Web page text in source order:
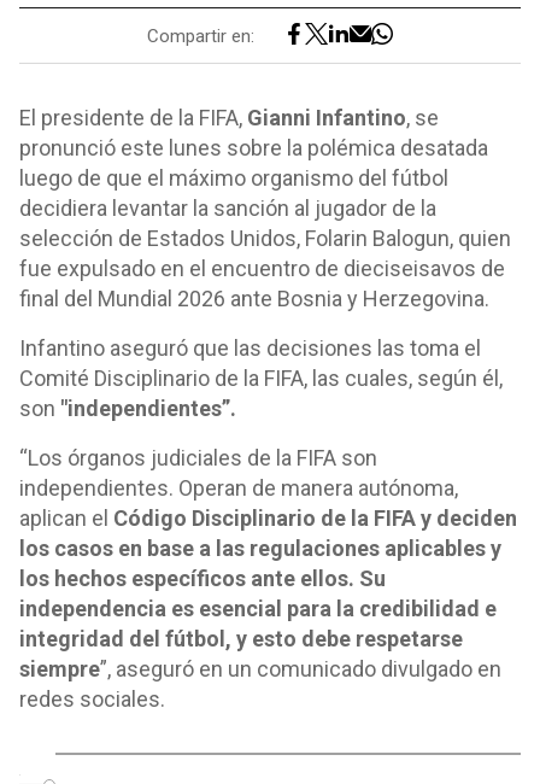
Compartir en:
El presidente de la FIFA, Gianni Infantino, se
pronunció este lunes sobre la polémica desatada
luego de que el máximo organismo del fútbol
decidiera levantar la sanción al jugador de la
selección de Estados Unidos, Folarin Balogun, quien
fue expulsado en el encuentro de dieciseisavos de
final del Mundial 2026 ante Bosnia y Herzegovina.
Infantino aseguró que las decisiones las toma el
Comité Disciplinario de la FIFA, las cuales, según él,
son "independientes”.
“Los órganos judiciales de la FIFA son
independientes. Operan de manera autónoma,
aplican el Código Disciplinario de la FIFA y deciden
los casos en base a las regulaciones aplicables y
los hechos específicos ante ellos. Su
independencia es esencial para la credibilidad e
integridad del fútbol, y esto debe respetarse
siempre”, aseguró en un comunicado divulgado en
redes sociales.